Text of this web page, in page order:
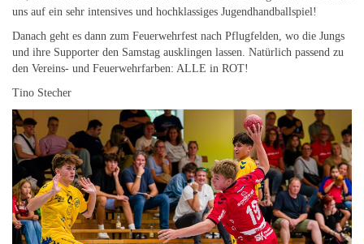
uns auf ein sehr intensives und hochklassiges Jugendhandballspiel!
Danach geht es dann zum Feuerwehrfest nach Pflugfelden, wo die Jungs
und ihre Supporter den Samstag ausklingen lassen. Natürlich passend zu
den Vereins- und Feuerwehrfarben: ALLE in ROT!
Tino Stecher